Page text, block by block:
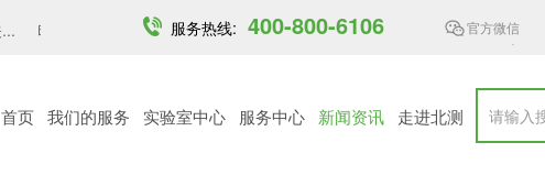
印度开放6GHz中低功率免许可频段... 越南MST发布6 GHz频段无线接入设...
服务热线: 400-800-6106 官方微信
首页 我们的服务 实验室中心 服务中心 新闻资讯 走进北测